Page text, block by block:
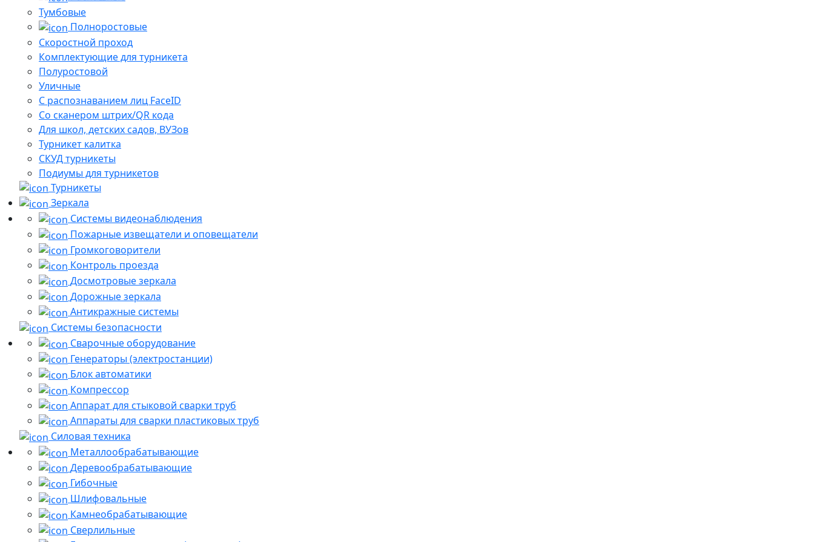
Тумбовые
Полноростовые
Скоростной проход
Комплектующие для турникета
Полуростовой
Уличные
С распознаванием лиц FaceID
Со сканером штрих/QR кода
Для школ, детских садов, ВУЗов
Турникет калитка
СКУД турникеты
Подиумы для турникетов
Турникеты
Зеркала
Системы видеонаблюдения
Пожарные извещатели и оповещатели
Громкоговорители
Контроль проезда
Досмотровые зеркала
Дорожные зеркала
Антикражные системы
Системы безопасности
Сварочные оборудование
Генераторы (электростанции)
Блок автоматики
Компрессор
Аппарат для стыковой сварки труб
Аппараты для сварки пластиковых труб
Силовая техника
Металлообрабатывающие
Деревообрабатывающие
Гибочные
Шлифовальные
Камнеобрабатывающие
Сверлильные